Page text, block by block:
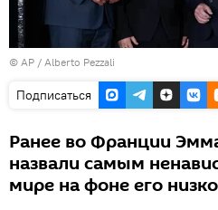
© AP / Alberto Pezzali
Подписаться
Ранее во Франции
назвали самым
мире на фоне его